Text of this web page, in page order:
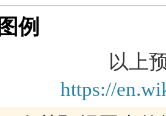
图例
以上预
https://